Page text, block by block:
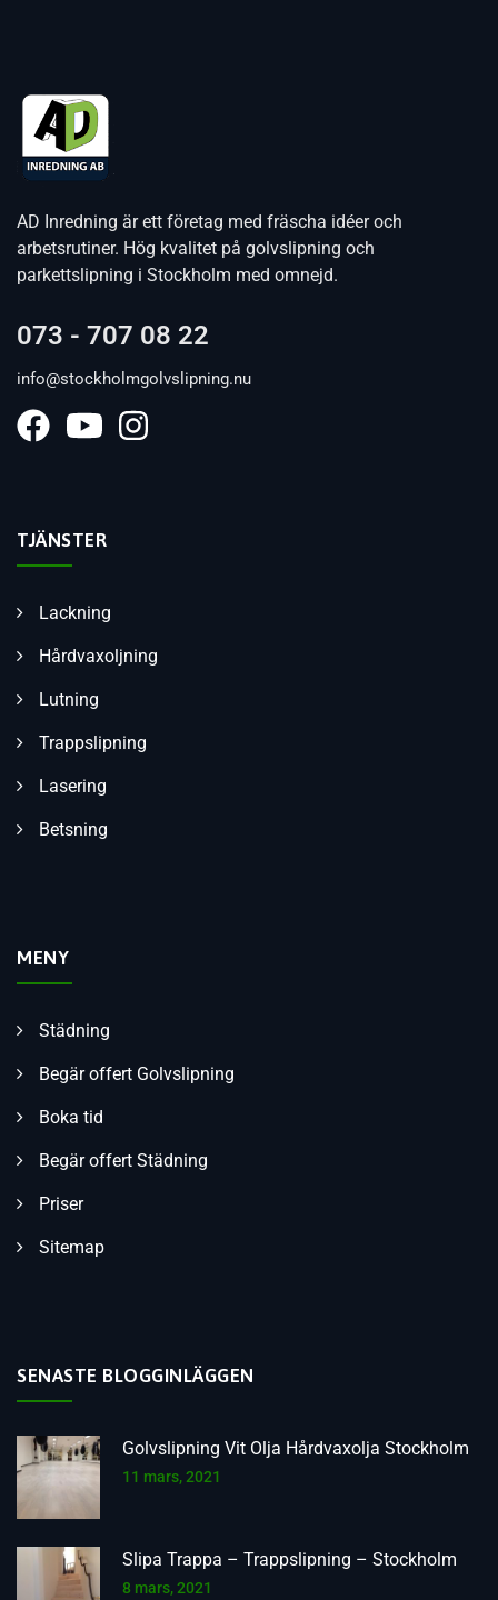
AD Inredning är ett företag med fräscha idéer och
arbetsrutiner. Hög kvalitet på golvslipning och
parkettslipning i Stockholm med omnejd.
073 - 707 08 22
info@stockholmgolvslipning.nu
TJÄNSTER
Lackning
Hårdvaxoljning
Lutning
Trappslipning
Lasering
Betsning
MENY
Städning
Begär offert Golvslipning
Boka tid
Begär offert Städning
Priser
Sitemap
SENASTE BLOGGINLÄGGEN
Golvslipning Vit Olja Hårdvaxolja Stockholm
11 mars, 2021
Slipa Trappa – Trappslipning – Stockholm
8 mars, 2021